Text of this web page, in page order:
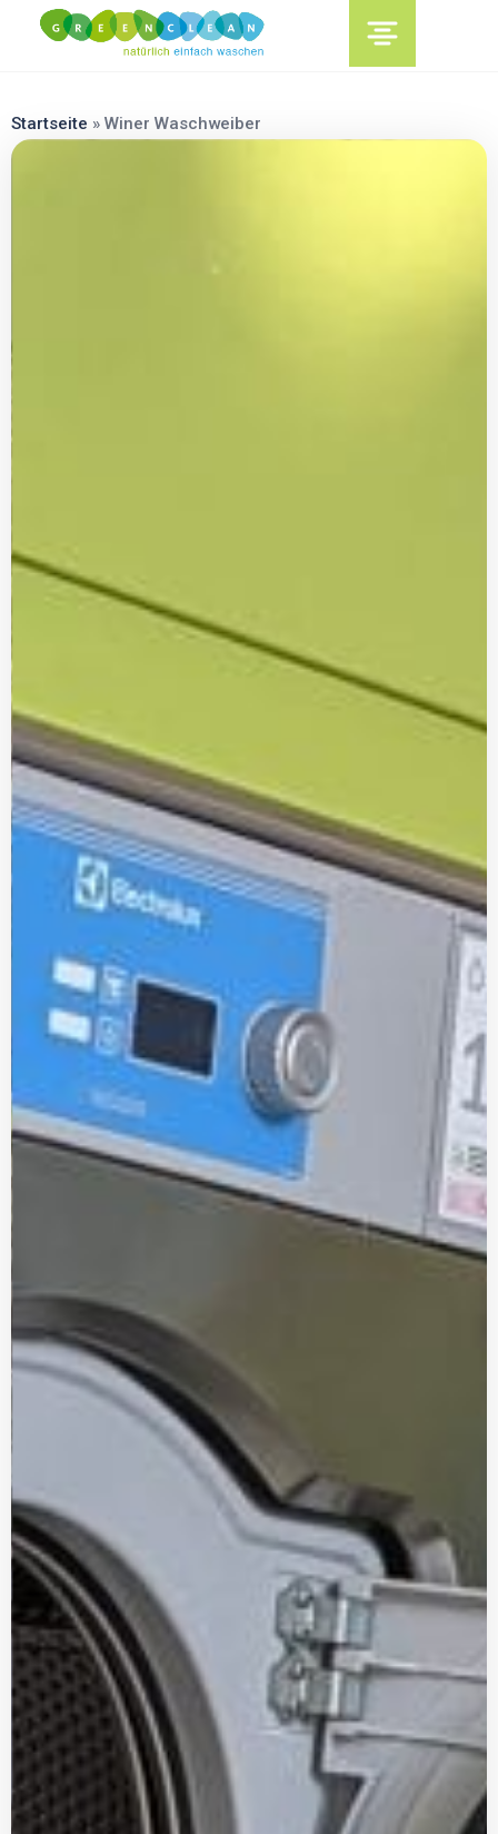
content
Startseite » Winer Waschweiber